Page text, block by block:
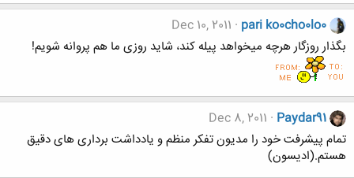
pari ko0cho0lo0
Dec 10, 2011
بگذار روزگار هرچه میخواهد پیله کند، شاید روزی ما هم پروانه شویم!
Paydar91
Dec 8, 2011
تمام پیشرفت خود را مدیون تفکر منظم و یادداشت برداری های دقیق
هستم.(ادیسون)